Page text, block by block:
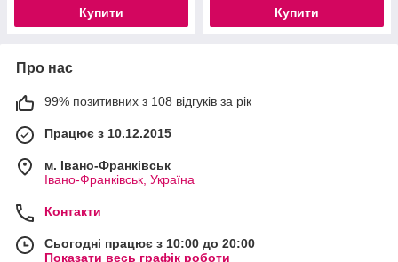
Купити Купити
Про нас
99% позитивних з 108 відгуків за рік
Працює з 10.12.2015
м. Івано-Франківськ
Івано-Франківськ, Україна
Контакти
Сьогодні працює з 10:00 до 20:00
Показати весь графік роботи